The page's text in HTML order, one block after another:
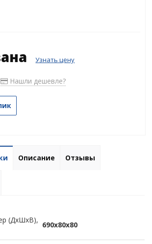
Узнать цену
Нашли дешевле?
Описание Отзывы
(ДхШхВ),
690х80х80